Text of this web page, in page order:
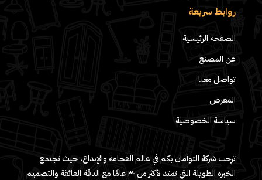
روابط سريعة
الصفحة الرئيسية
عن المصنع
تواصل معنا
المعرض
سياسة الخصوصية
ترحب شركة التوأمان بكم في عالم الفخامة والإبداع، حيث تجتمع
الخبرة الطويلة التي تمتد لأكثر من ٣٠ عامًا مع الدقة الفائقة والتصميم